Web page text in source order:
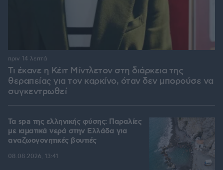
Τι έκανε η Κέιτ Μίντλετον στη διάρκεια της
θεραπείας για τον καρκίνο, όταν δεν μπορούσε να
συγκεντρωθεί
πριν 14 λεπτά
Τα spa της ελληνικής φύσης: Παραλίες
με ιαματικά νερά στην Ελλάδα για
αναζωογονητικές βουτιές
08.08.2026, 13:41